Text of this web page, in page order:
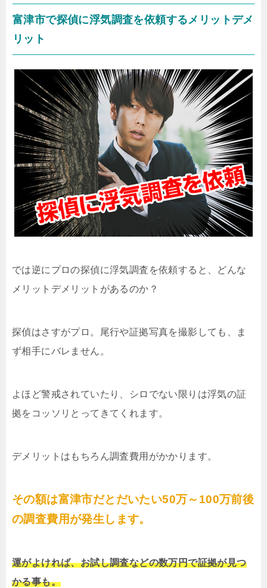
富津市で探偵に浮気調査を依頼するメリットデメ
リット
では逆にプロの探偵に浮気調査を依頼すると、どんな
メリットデメリットがあるのか？
探偵はさすがプロ。尾行や証拠写真を撮影しても、ま
ず相手にバレません。
よほど警戒されていたり、シロでない限りは浮気の証
拠をコッソリとってきてくれます。
デメリットはもちろん調査費用がかかります。
その額は富津市だとだいたい50万～100万前後
の調査費用が発生します。
運がよければ、お試し調査などの数万円で証拠が見つ
かる事も。